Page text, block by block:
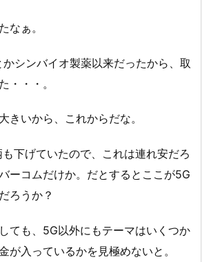
なぁ。
シンバイオ製薬以来だったから、取
・・・。
きいから、これからだな。
下げていたので、これは連れ安だろ
ーコムだけか。だとするとここが5G
ろうか？
ても、5G以外にもテーマはいくつか
が入っているかを見極めないと。